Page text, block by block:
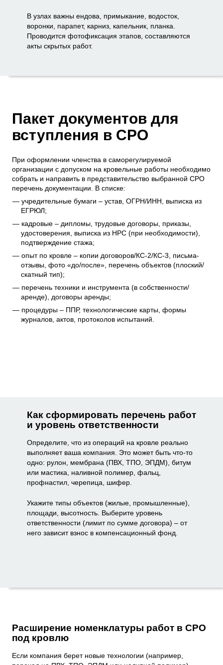
В узлах важны ендова, примыкание, водосток,
воронки, парапет, карниз, капельник, планка.
Проводится фотофиксация этапов, составляются
акты скрытых работ.
Пакет документов для
вступления в СРО
При оформлении членства в саморегулируемой
организации с допуском на кровельные работы необходимо
собрать и направить в представительство выбранной СРО
перечень документации. В списке:
учредительные бумаги – устав, ОГРН/ИНН, выписка из
ЕГРЮЛ;
кадровые – дипломы, трудовые договоры, приказы,
удостоверения, выписка из НРС (при необходимости),
подтверждение стажа;
опыт по кровле – копии договоров/КС-2/КС-3, письма-
отзывы, фото «до/после», перечень объектов (плоский/
скатный тип);
перечень техники и инструмента (в собственности/
аренде), договоры аренды;
процедуры – ППР, технологические карты, формы
журналов, актов, протоколов испытаний.
Как сформировать перечень работ
и уровень ответственности
Определите, что из операций на кровле реально
выполняет ваша компания. Это может быть что-то
одно: рулон, мембрана (ПВХ, ТПО, ЭПДМ), битум
или мастика, наливной полимер, фальц,
профнастил, черепица, шифер.
Укажите типы объектов (жилые, промышленные),
площади, высотность. Выберите уровень
ответственности (лимит по сумме договора) – от
него зависит взнос в компенсационный фонд.
Расширение номенклатуры работ в СРО
под кровлю
Если компания берет новые технологии (например,